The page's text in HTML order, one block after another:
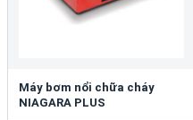
Máy bơm nổi chữa cháy
NIAGARA PLUS